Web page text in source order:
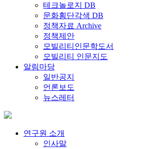
테크놀로지 DB
문화횡단각색 DB
정책자료 Archive
정책제안
모빌리티인문학도서
모빌리티 인문지도
알림마당
일반공지
언론보도
뉴스레터
연구원 소개
인사말